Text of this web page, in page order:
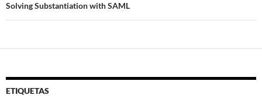
Solving Substantiation with SAML
ETIQUETAS